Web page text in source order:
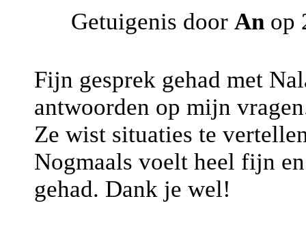
Getuigenis door An op
Fijn gesprek gehad met
antwoorden op mijn
Ze wist situaties te
Nogmaals voelt heel fijn
gehad. Dank je wel!